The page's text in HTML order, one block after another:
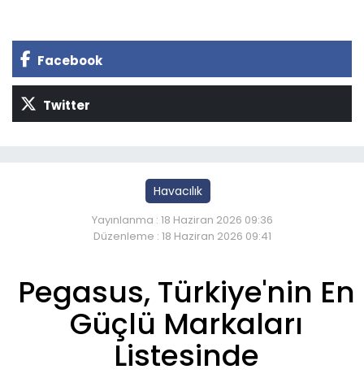
Facebook
Twitter
Havacılık
Yayınlanma : 18 Haziran 2026 09:36
Düzenleme : 18 Haziran 2026 09:41
Pegasus, Türkiye'nin En
Güçlü Markaları
Listesinde